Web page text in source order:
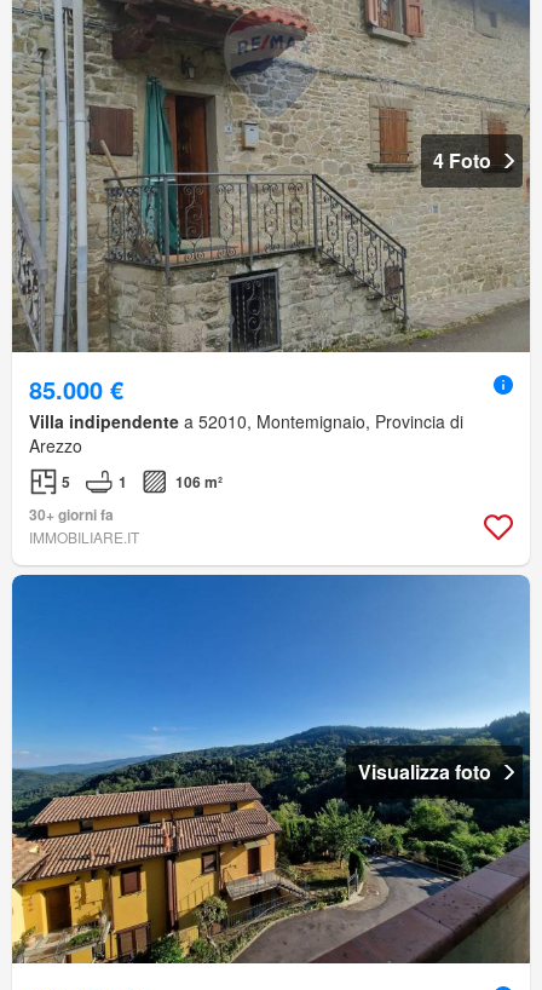
4 Foto
85.000 €
Villa indipendente a 52010, Montemignaio, Provincia di
Arezzo
5 1
106 m²
30+ giorni fa
IMMOBILIARE.IT
Visualizza foto